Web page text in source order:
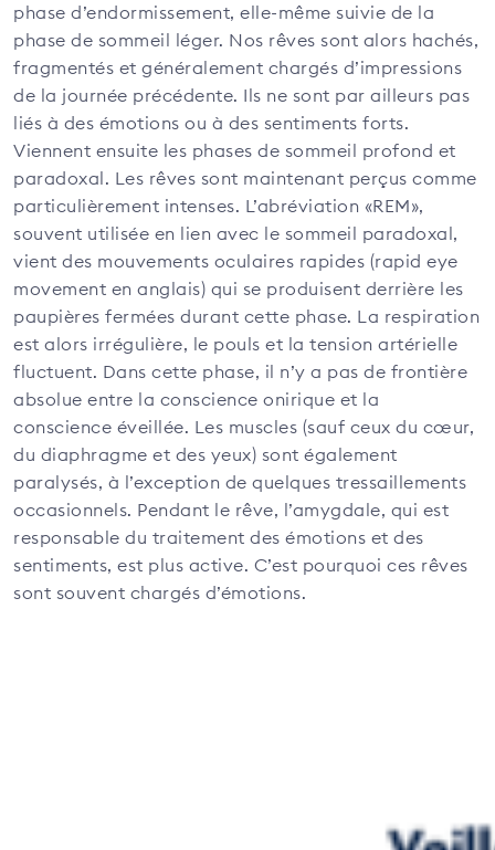
phase d’endormissement, elle-même suivie de la
phase de sommeil léger. Nos rêves sont alors hachés,
fragmentés et généralement chargés d’impressions
de la journée précédente. Ils ne sont par ailleurs pas
liés à des émotions ou à des sentiments forts.
Viennent ensuite les phases de sommeil profond et
paradoxal. Les rêves sont maintenant perçus comme
particulièrement intenses. L’abréviation «REM»,
souvent utilisée en lien avec le sommeil paradoxal,
vient des mouvements oculaires rapides (rapid eye
movement en anglais) qui se produisent derrière les
paupières fermées durant cette phase. La respiration
est alors irrégulière, le pouls et la tension artérielle
fluctuent. Dans cette phase, il n’y a pas de frontière
absolue entre la conscience onirique et la
conscience éveillée. Les muscles (sauf ceux du cœur,
du diaphragme et des yeux) sont également
paralysés, à l’exception de quelques tressaillements
occasionnels. Pendant le rêve, l’amygdale, qui est
responsable du traitement des émotions et des
sentiments, est plus active. C’est pourquoi ces rêves
sont souvent chargés d’émotions.